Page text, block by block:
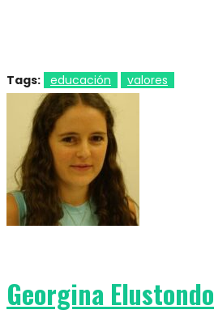
Tags: educación valores
Georgina Elustondo